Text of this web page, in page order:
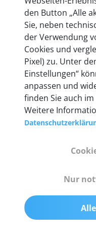
heute mehr als
55 mm x 25 mm x
200 g
den Button „Alle
Sie, neben
der Verwendung
Cookies und
Pixel) zu. Unter
Einstellungen“
anpassen und
finden Sie auch
Weitere
Nur